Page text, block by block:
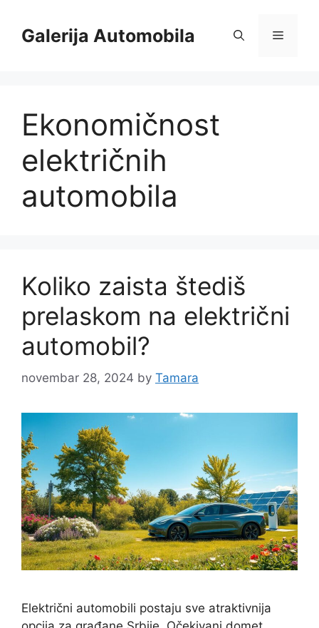
contentGalerija Automobila Menu
Ekonomičnost
električnih
automobila
Koliko zaista štediš
prelaskom na električni
automobil?
novembar 28, 2024 by Tamara
Električni automobili postaju sve atraktivnija